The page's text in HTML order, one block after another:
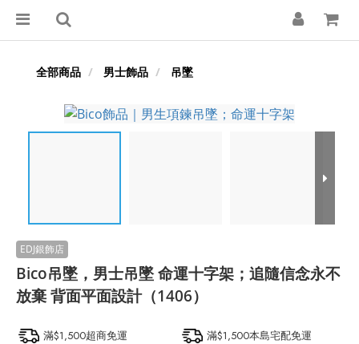
全部商品 男士飾品 吊墜
Bico吊墜，男士吊墜 命運十字架；追隨信念永不
放棄 背面平面設計（1406）
滿$1,500超商免運
滿$1,500本島宅配免運